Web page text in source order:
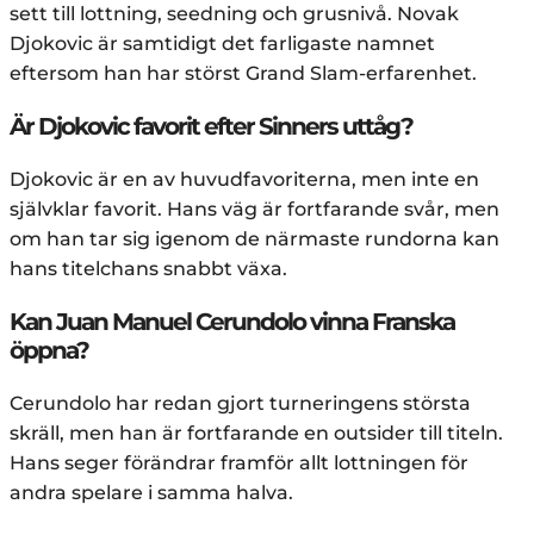
sett till lottning, seedning och grusnivå. Novak
Djokovic är samtidigt det farligaste namnet
eftersom han har störst Grand Slam-erfarenhet.
Är Djokovic favorit efter Sinners uttåg?
Djokovic är en av huvudfavoriterna, men inte en
självklar favorit. Hans väg är fortfarande svår, men
om han tar sig igenom de närmaste rundorna kan
hans titelchans snabbt växa.
Kan Juan Manuel Cerundolo vinna Franska
öppna?
Cerundolo har redan gjort turneringens största
skräll, men han är fortfarande en outsider till titeln.
Hans seger förändrar framför allt lottningen för
andra spelare i samma halva.